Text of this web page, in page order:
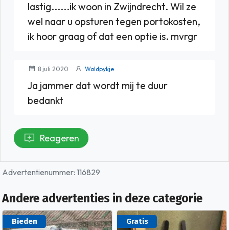
lastig......ik woon in Zwijndrecht. Wil ze
wel naar u opsturen tegen portokosten,
ik hoor graag of dat een optie is. mvrgr
8 juli 2020 Waldpykje
Ja jammer dat wordt mij te duur
bedankt
Reageren
Advertentienummer: 116829
Andere advertenties in deze categorie
Bieden Gratis